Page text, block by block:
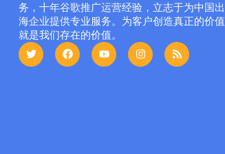
务，十年谷歌推广运营经验，立志于为中国出
海企业提供专业服务。为客户创造真正的价值
就是我们存在的价值。